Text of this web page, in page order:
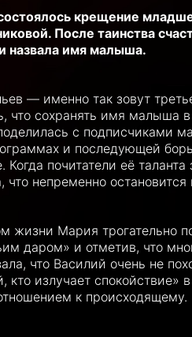
крещение
После таинства
назвала имя малыша.
— именно так зовут
что сохранять имя малыша
с подписчиками
и последующей
почитатели её
что непременно
жизни Мария трогательно
даром» и отметив, что
что Василий очень не
кто излучает
к происходящему.